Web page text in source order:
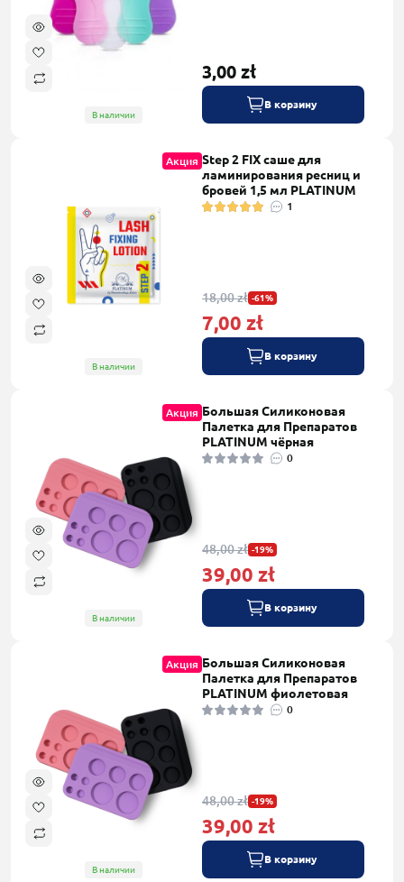
В наличии
3,00 zł
В корзину
Акция
В наличии
Step 2 FIX саше для
ламинирования ресниц и
бровей 1,5 мл PLATINUM
1
18,00 zł -61%
7,00 zł
В корзину
Акция
В наличии
Большая Силиконовая
Палетка для Препаратов
PLATINUM чёрная
0
48,00 zł -19%
39,00 zł
В корзину
Акция
В наличии
Большая Силиконовая
Палетка для Препаратов
PLATINUM фиолетовая
0
48,00 zł -19%
39,00 zł
В корзину